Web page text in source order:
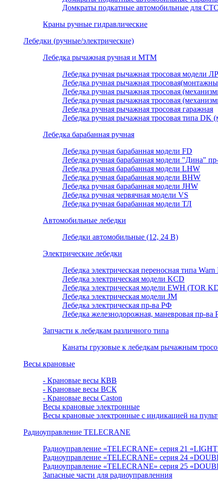
Домкраты подкатные автомобильные для
Краны ручные гидравлические
Лебедки (ручные/электрические)
Лебедка рычажная ручная и МТМ
Лебедка ручная рычажная тросовая модели ЛР
Лебедка ручная рычажная
Лебедка ручная рычажная тросовая
Лебедка ручная рычажная тросовая
Лебедка ручная рычажная тросовая гаражная
Лебедка ручная рычажная тросовая типа DK
Лебедка барабанная ручная
Лебедка ручная барабанная модели FD
Лебедка ручная барабанная модели "Дина"
Лебедка ручная барабанная модели LHW
Лебедка ручная барабанная модели BHW
Лебедка ручная барабанная модели JHW
Лебедка ручная червячная модели VS
Лебедка ручная барабанная модели ТЛ
Автомобильные лебедки
Лебедки автомобильные (12, 24 В)
Электрические лебедки
Лебедка электрическая переносная типа
Лебедка электрическая модели KCD
Лебедка электрическая модели EWH (TOR
Лебедка электрическая модели JM
Лебедка электрическая пр-ва РФ
Лебедка железнодорожная, маневровая пр-ва
Запчасти к лебедкам различного типа
Канаты грузовые к лебедкам рычажным
Весы крановые
- Крановые весы КВВ
- Крановые весы ВСК
- Крановые весы Caston
Весы крановые электронные
Весы крановые электронные с индикацией на
Радиоуправление TELECRANE
Радиоуправление «TELECRANE» серия 21
Радиоуправление «TELECRANE» серия 24
Радиоуправление «TELECRANE» серия 25
Запасные части для радиоуправленния